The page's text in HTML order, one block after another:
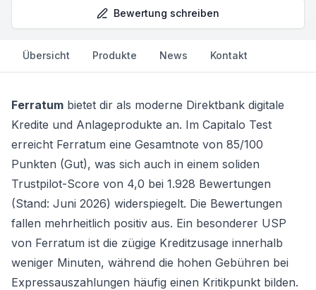
Bewertung schreiben
Übersicht Produkte News Kontakt
Ferratum bietet dir als moderne Direktbank digitale
Kredite und Anlageprodukte an. Im Capitalo Test
erreicht Ferratum eine Gesamtnote von 85/100
Punkten (Gut), was sich auch in einem soliden
Trustpilot-Score von 4,0 bei 1.928 Bewertungen
(Stand: Juni 2026) widerspiegelt. Die Bewertungen
fallen mehrheitlich positiv aus. Ein besonderer USP
von Ferratum ist die zügige Kreditzusage innerhalb
weniger Minuten, während die hohen Gebühren bei
Expressauszahlungen häufig einen Kritikpunkt bilden.